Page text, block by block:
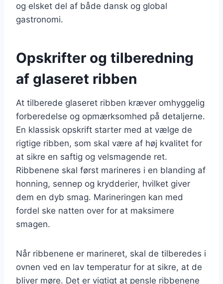
og elsket del af både dansk og global
gastronomi.
Opskrifter og tilberedning
af glaseret ribben
At tilberede glaseret ribben kræver omhyggelig
forberedelse og opmærksomhed på detaljerne.
En klassisk opskrift starter med at vælge de
rigtige ribben, som skal være af høj kvalitet for
at sikre en saftig og velsmagende ret.
Ribbenene skal først marineres i en blanding af
honning, sennep og krydderier, hvilket giver
dem en dyb smag. Marineringen kan med
fordel ske natten over for at maksimere
smagen.
Når ribbenene er marineret, skal de tilberedes i
ovnen ved en lav temperatur for at sikre, at de
bliver møre. Det er vigtigt at pensle ribbenene